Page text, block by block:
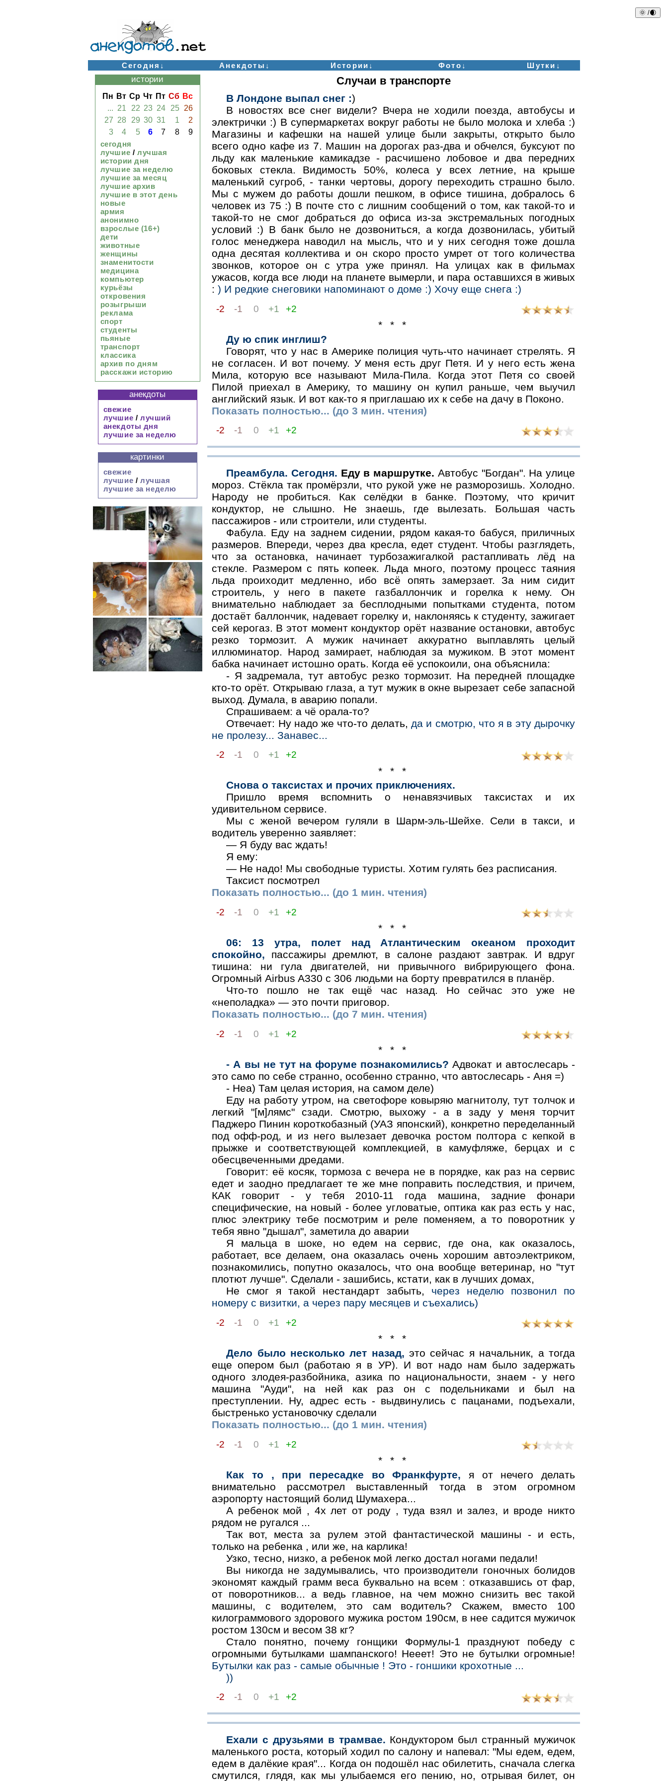
🌞 /🌒
Сегодня↓ Анекдоты↓ Истории↓ Фото↓ Шутки↓
Случаи в транспорте
В Лондоне выпал снег :)
В новостях все снег видели? Вчера не ходили поезда, автобусы и
электрички :) В супермаркетах вокруг работы не было молока и хлеба :)
Магазины и кафешки на нашей улице были закрыты, открыто было
всего одно кафе из 7. Машин на дорогах раз-два и обчелся, буксуют по
льду как маленькие камикадзе - расчишено лобовое и два передних
боковых стекла. Видимость 50%, колеса у всех летние, на крыше
маленький сугроб, - танки чертовы, дорогу переходить страшно было.
Мы с мужем до работы дошли пешком, в офисе тишина, добралось 6
человек из 75 :) В почте сто с лишним сообщений о том, как такой-то и
такой-то не смог добраться до офиса из-за экстремальных погодных
условий :) В банк было не дозвониться, а когда дозвонилась, убитый
голос менеджера наводил на мысль, что и у них сегодня тоже дошла
одна десятая коллектива и он скоро просто умрет от того количества
звонков, которое он с утра уже принял. На улицах как в фильмах
ужасов, когда все люди на планете вымерли, и пара оставшихся в живых
:) И редкие снеговики напоминают о доме :) Хочу еще снега :)
-2 -1 0 +1 +2
* * *
Ду ю спик инглиш?
Говорят, что у нас в Америке полиция чуть-что начинает стрелять. Я
не согласен. И вот почему. У меня есть друг Петя. И у него есть жена
Мила, которую все называют Мила-Пила. Когда этот Петя со своей
Пилой приехал в Америку, то машину он купил раньше, чем выучил
английский язык. И вот как-то я приглашаю их к себе на дачу в Поконо.
Показать полностью... (до 3 мин. чтения)
-2 -1 0 +1 +2
Преамбула. Сегодня. Еду в маршрутке. Автобус "Богдан". На улице
мороз. Стёкла так промёрзли, что рукой уже не разморозишь. Холодно.
Народу не пробиться. Как селёдки в банке. Поэтому, что кричит
кондуктор, не слышно. Не знаешь, где вылезать. Большая часть
пассажиров - или строители, или студенты.
Фабула. Еду на заднем сидении, рядом какая-то бабуся, приличных
размеров. Впереди, через два кресла, едет студент. Чтобы разглядеть,
что за остановка, начинает турбозажигалкой растапливать лёд на
стекле. Размером с пять копеек. Льда много, поэтому процесс таяния
льда проиходит медленно, ибо всё опять замерзает. За ним сидит
строитель, у него в пакете газбаллончик и горелка к нему. Он
внимательно наблюдает за бесплодными попытками студента, потом
достаёт баллончик, надевает горелку и, наклоняясь к студенту, зажигает
сей керогаз. В этот момент кондуктор орёт название остановки, автобус
резко тормозит. А мужик начинает аккуратно выплавлять целый
иллюминатор. Народ замирает, наблюдая за мужиком. В этот момент
бабка начинает истошно орать. Когда её успокоили, она объяснила:
- Я задремала, тут автобус резко тормозит. На передней площадке
кто-то орёт. Открываю глаза, а тут мужик в окне вырезает себе запасной
выход. Думала, в аварию попали.
Спрашиваем: а чё орала-то?
Отвечает: Ну надо же что-то делать, да и смотрю, что я в эту дырочку
не пролезу... Занавес...
-2 -1 0 +1 +2
* * *
Снова о таксистах и прочих приключениях.
Пришло время вспомнить о ненавязчивых таксистах и их
удивительном сервисе.
Мы с женой вечером гуляли в Шарм-эль-Шейхе. Сели в такси, и
водитель уверенно заявляет:
— Я буду вас ждать!
Я ему:
— Не надо! Мы свободные туристы. Хотим гулять без расписания.
Таксист посмотрел
Показать полностью... (до 1 мин. чтения)
-2 -1 0 +1 +2
* * *
06: 13 утра, полет над Атлантическим океаном проходит
спокойно, пассажиры дремлют, в салоне раздают завтрак. И вдруг
тишина: ни гула двигателей, ни привычного вибрирующего фона.
Огромный Airbus A330 с 306 людьми на борту превратился в планёр.
Что-то пошло не так ещё час назад. Но сейчас это уже не
«неполадка» — это почти приговор.
Показать полностью... (до 7 мин. чтения)
-2 -1 0 +1 +2
* * *
- А вы не тут на форуме познакомились? Адвокат и автослесарь -
это само по себе странно, особенно странно, что автослесарь - Аня =)
- Неа) Там целая история, на самом деле)
Еду на работу утром, на светофоре ковыряю магнитолу, тут толчок и
легкий "[м]лямс" сзади. Смотрю, выхожу - а в заду у меня торчит
Паджеро Пинин короткобазный (УАЗ японский), конкретно переделанный
под офф-род, и из него вылезает девочка ростом полтора с кепкой в
прыжке и соответствующей комплекцией, в камуфляже, берцах и с
обесцвеченными дредами.
Говорит: её косяк, тормоза с вечера не в порядке, как раз на сервис
едет и заодно предлагает те же мне поправить последствия, и причем,
КАК говорит - у тебя 2010-11 года машина, задние фонари
специфические, на новый - более угловатые, оптика как раз есть у нас,
плюс электрику тебе посмотрим и реле поменяем, а то поворотник у
тебя явно "дышал", заметила до аварии
Я мальца в шоке, но едем на сервис, где она, как оказалось,
работает, все делаем, она оказалась очень хорошим автоэлектриком,
познакомились, попутно оказалось, что она вообще ветеринар, но "тут
плотют лучше". Сделали - зашибись, кстати, как в лучших домах,
Не смог я такой нестандарт забыть, через неделю позвонил по
номеру с визитки, а через пару месяцев и съехались)
-2 -1 0 +1 +2
* * *
Дело было несколько лет назад, это сейчас я начальник, а тогда
еще опером был (работаю я в УР). И вот надо нам было задержать
одного злодея-разбойника, азика по национальности, знаем - у него
машина "Ауди", на ней как раз он с подельниками и был на
преступлении. Ну, адрес есть - выдвинулись с пацанами, подъехали,
быстренько установочку сделали
Показать полностью... (до 1 мин. чтения)
-2 -1 0 +1 +2
* * *
Как то , при пересадке во Франкфурте, я от нечего делать
внимательно рассмотрел выставленный тогда в этом огромном
аэропорту настоящий болид Шумахера...
А ребенок мой , 4х лет от роду , туда взял и залез, и вроде никто
рядом не ругался ...
Так вот, места за рулем этой фантастической машины - и есть,
только на ребенка , или же, на карлика!
Узко, тесно, низко, а ребенок мой легко достал ногами педали!
Вы никогда не задумывались, что производители гоночных болидов
экономят каждый грамм веса буквально на всем : отказавшись от фар,
от поворотников... а ведь главное, на чем можно снизить вес такой
машины, с водителем, это сам водитель? Скажем, вместо 100
килограммового здорового мужика ростом 190см, в нее садится мужичок
ростом 130см и весом 38 кг?
Стало понятно, почему гонщики Формулы-1 празднуют победу с
огромными бутылками шампанского! Нееет! Это не бутылки огромные!
Бутылки как раз - самые обычные ! Это - гоншики крохотные ...
))
-2 -1 0 +1 +2
Ехали с друзьями в трамвае. Кондуктором был странный мужичок
маленького роста, который ходил по салону и напевал: "Мы едем, едем,
едем в далёкие края"... Когда он подошёл нас обилетить, сначала слегка
смутился, глядя, как мы улыбаемся его пению, но, отрывая билет, он
истории
Пн Вт Ср Чт Пт Сб Вс
... 21 22 23 24 25
26
27 28 29 30 31 1
2
3
4 5 6 7 8
9
сегодня
лучшие / лучшая
истории дня
лучшие за неделю
лучшие за месяц
лучшие архив
лучшие в этот день
новые
армия
анонимно
взрослые (16+)
дети
животные
женщины
знаменитости
медицина
компьютер
курьёзы
откровения
розыгрыши
реклама
спорт
студенты
пьяные
транспорт
классика
архив по дням
расскажи историю
анекдоты
свежие
лучшие / лучший
анекдоты дня
лучшие за неделю
картинки
свежие
лучшие / лучшая
лучшие за неделю